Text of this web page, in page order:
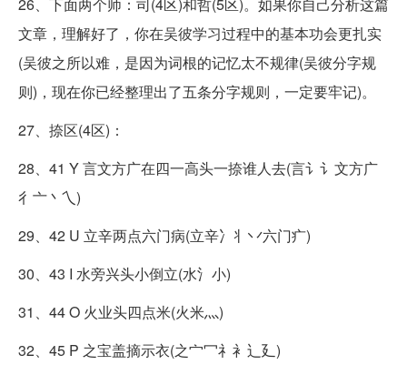
文章，理解好了，你在吴彼学习过程中的基本功会更扎实
(吴彼之所以难，是因为词根的记忆太不规律(吴彼分字规
则)，现在你已经整理出了五条分字规则，一定要牢记)。
27、捺区(4区)：
28、41 Y 言文方广在四一高头一捺谁人去(言讠讠文方广
彳亠丶乀)
29、42 U 立辛两点六门病(立辛冫丬丷六门疒)
30、43 I 水旁兴头小倒立(水氵小)
31、44 O 火业头四点米(火米灬)
32、45 P 之宝盖摘示衣(之宀冖礻衤辶廴)